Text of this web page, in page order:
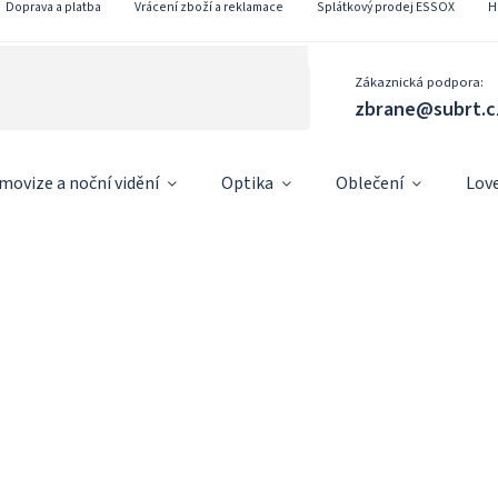
Doprava a platba Vrácení zboží a reklamace Splátkový prodej ESSOX
Zákaznická podpora:
a noční vidění Optika Oblečení